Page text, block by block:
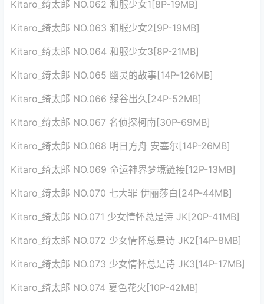
Kitaro_绮太郎 NO.062 和服少女1[8P-19MB]
Kitaro_绮太郎 NO.063 和服少女2[9P-19MB]
Kitaro_绮太郎 NO.064 和服少女3[8P-21MB]
Kitaro_绮太郎 NO.065 幽灵的故事[14P-126MB]
Kitaro_绮太郎 NO.066 绿谷出久[24P-52MB]
Kitaro_绮太郎 NO.067 名侦探柯南[30P-69MB]
Kitaro_绮太郎 NO.068 明日方舟 安塞尔[14P-26MB]
Kitaro_绮太郎 NO.069 命运神界梦境链接[12P-13MB]
Kitaro_绮太郎 NO.070 七大罪 伊丽莎白[24P-44MB]
Kitaro_绮太郎 NO.071 少女情怀总是诗 JK[20P-41MB]
Kitaro_绮太郎 NO.072 少女情怀总是诗 JK2[14P-8MB]
Kitaro_绮太郎 NO.073 少女情怀总是诗 JK3[14P-17MB]
Kitaro_绮太郎 NO.074 夏色花火[10P-42MB]